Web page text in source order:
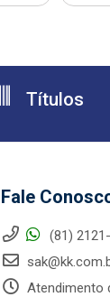
Títulos
Fale
(81)
Atendimento